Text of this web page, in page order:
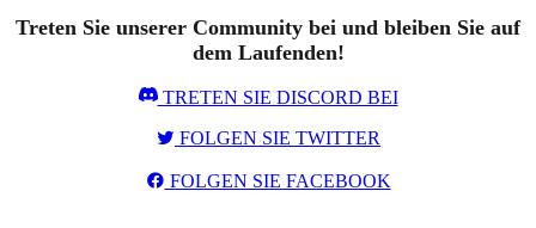
Treten Sie unserer Community bei und bleiben Sie auf
dem Laufenden!
TRETEN SIE DISCORD BEI
FOLGEN SIE TWITTER
FOLGEN SIE FACEBOOK